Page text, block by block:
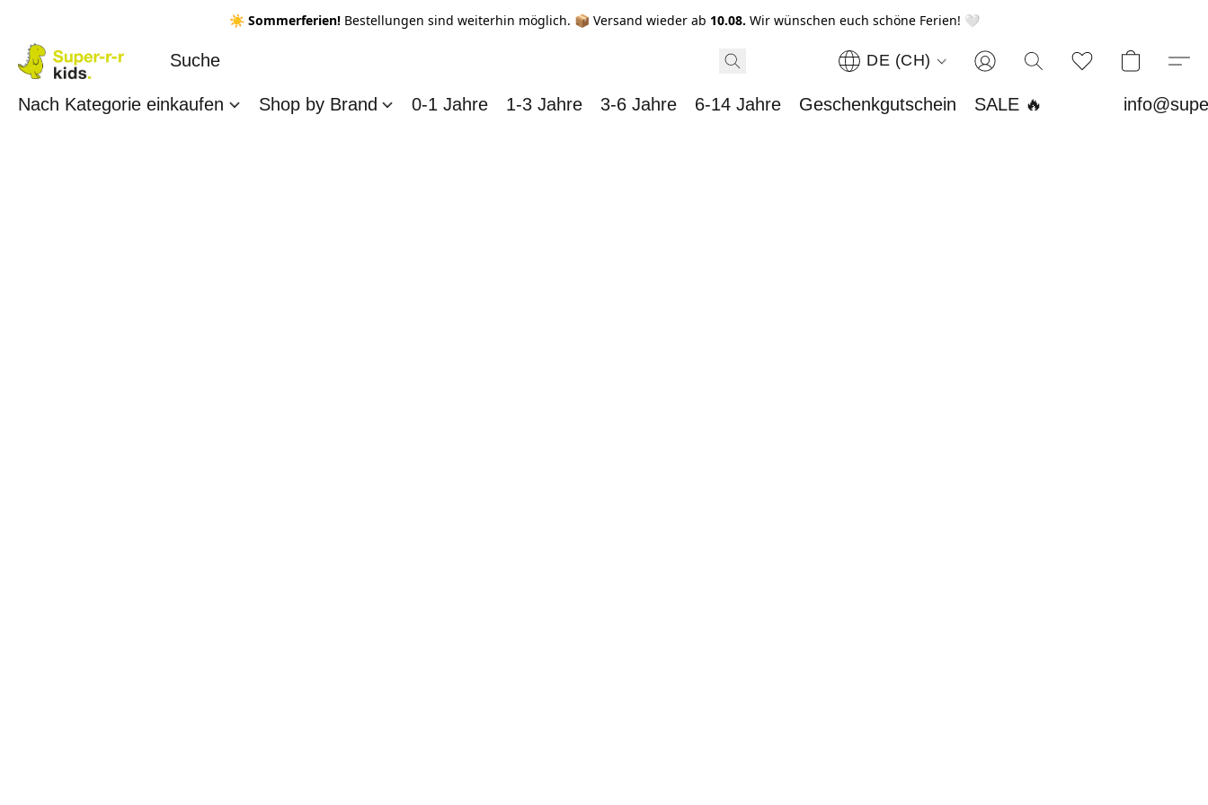
☀️ Sommerferien! Bestellungen sind weiterhin möglich. 📦 Versand wieder ab 10.08. Wir wünschen euch schöne Ferien! 🤍
DE (CH)
Nach Kategorie einkaufen Shop by Brand 0-1 Jahre 1-3 Jahre 3-6 Jahre 6-14 Jahre Geschenkgutschein SALE 🔥